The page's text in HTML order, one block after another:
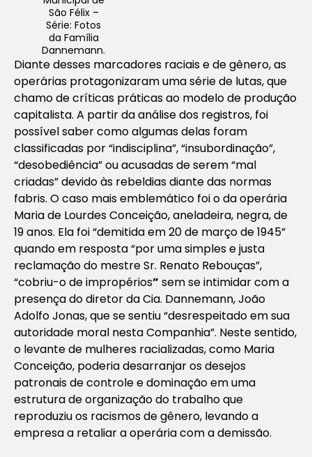
São Félix –
Série: Fotos
da Família
Dannemann.
Diante desses marcadores raciais e de gênero, as
operárias protagonizaram uma série de lutas, que
chamo de críticas práticas ao modelo de produção
capitalista. A partir da análise dos registros, foi
possível saber como algumas delas foram
classificadas por “indisciplina”, “insubordinação”,
“desobediência” ou acusadas de serem “mal
criadas” devido às rebeldias diante das normas
fabris. O caso mais emblemático foi o da operária
Maria de Lourdes Conceição, aneladeira, negra, de
19 anos. Ela foi “demitida em 20 de março de 1945”
quando em resposta “por uma simples e justa
reclamação do mestre Sr. Renato Rebouças”,
“cobriu-o de impropérios” sem se intimidar com a
presença do diretor da Cia. Dannemann, João
Adolfo Jonas, que se sentiu “desrespeitado em sua
autoridade moral nesta Companhia”. Neste sentido,
o levante de mulheres racializadas, como Maria
Conceição, poderia desarranjar os desejos
patronais de controle e dominação em uma
estrutura de organização do trabalho que
reproduziu os racismos de gênero, levando a
empresa a retaliar a operária com a demissão.